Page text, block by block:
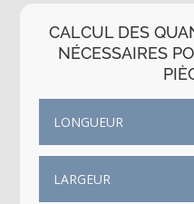
CALCUL DES
NÉCESSAIRES